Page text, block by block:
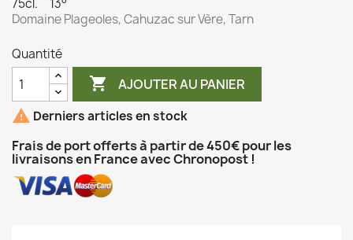
75cl. 13°
Domaine Plageoles, Cahuzac sur Vère, Tarn
Quantité
 AJOUTER AU PANIER
 Derniers articles en stock
Frais de port offerts à partir de 450€ pour les
livraisons en France avec Chronopost !